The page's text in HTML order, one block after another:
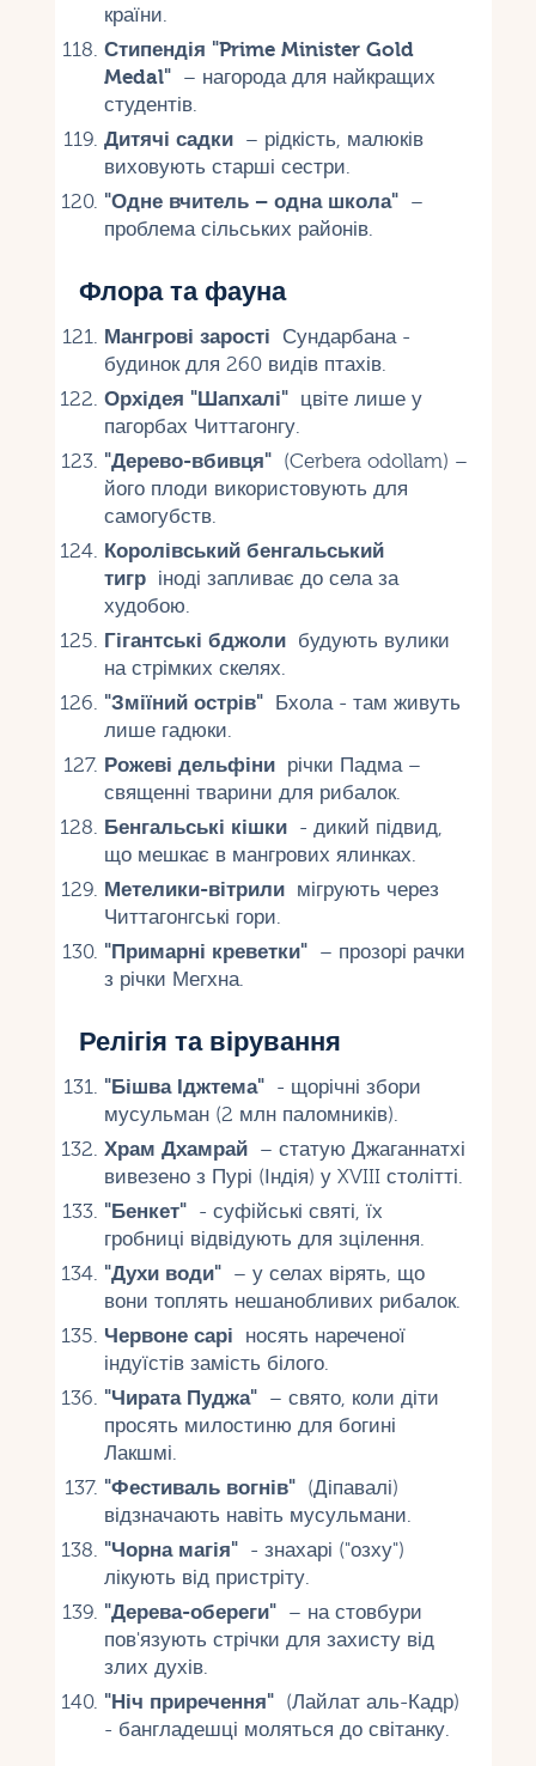
країни.
Стипендія "Prime Minister Gold
Medal"– нагорода для найкращих
студентів.
Дитячі садки– рідкість, малюків
виховують старші сестри.
"Одне вчитель – одна школа"–
проблема сільських районів.
Флора та фауна
Мангрові зарості Сундарбана -
будинок для 260 видів птахів.
Орхідея "Шапхалі"цвіте лише у
пагорбах Читтагонгу.
"Дерево-вбивця"(Cerbera odollam) –
його плоди використовують для
самогубств.
Королівський бенгальський
тигріноді запливає до села за
худобою.
Гігантські бджолибудують вулики
на стрімких скелях.
"Зміїний острів"Бхола - там живуть
лише гадюки.
Рожеві дельфінирічки Падма –
священні тварини для рибалок.
Бенгальські кішки- дикий підвид,
що мешкає в мангрових ялинках.
Метелики-вітрилимігрують через
Читтагонгські гори.
"Примарні креветки"– прозорі рачки
з річки Мегхна.
Релігія та вірування
"Бішва Іджтема"- щорічні збори
мусульман (2 млн паломників).
Храм Дхамрай– статую Джаганнатхі
вивезено з Пурі (Індія) у XVIII столітті.
"Бенкет"- суфійські святі, їх
гробниці відвідують для зцілення.
"Духи води"– у селах вірять, що
вони топлять нешанобливих рибалок.
Червоне сарі носять нареченої
індуїстів замість білого.
"Чирата Пуджа"– свято, коли діти
просять милостиню для богині
Лакшмі.
"Фестиваль вогнів"(Діпавалі)
відзначають навіть мусульмани.
"Чорна магія"- знахарі ("озху")
лікують від пристріту.
"Дерева-обереги"– на стовбури
пов'язують стрічки для захисту від
злих духів.
"Ніч приречення"(Лайлат аль-Кадр)
- бангладешці моляться до світанку.